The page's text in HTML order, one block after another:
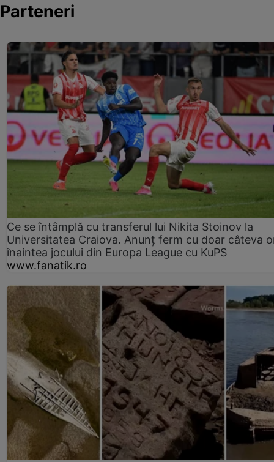
Parteneri
Ce se întâmplă cu transferul lui Nikita Stoinov la
Universitatea Craiova. Anunț ferm cu doar câteva
înaintea jocului din Europa League cu KuPS
www.fanatik.ro